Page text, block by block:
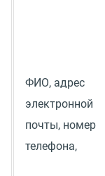
ФИО, адрес
электронной
почты, номер
телефона,